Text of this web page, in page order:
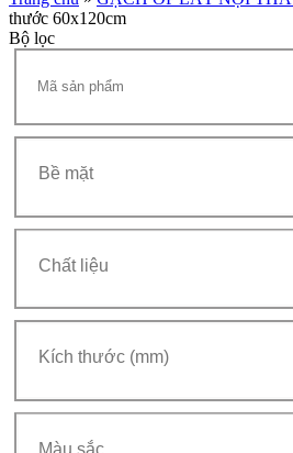
thước 60x120cm
Bộ lọc